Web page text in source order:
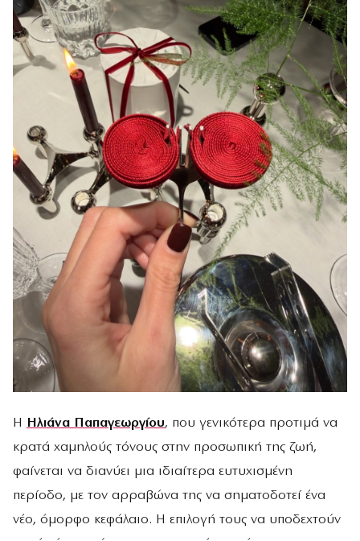
Η Ηλιάνα Παπαγεωργίου, που γενικότερα προτιμά να
κρατά χαμηλούς τόνους στην προσωπική της ζωή,
φαίνεται να διανύει μια ιδιαίτερα ευτυχισμένη
περίοδο, με τον αρραβώνα της να σηματοδοτεί ένα
νέο, όμορφο κεφάλαιο. Η επιλογή τους να υποδεχτούν